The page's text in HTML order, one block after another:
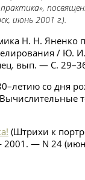
июнь 2001 г.).
Н. Н. Яненко
/
вып. — С.
со дня
(Штрихи к
— N 24